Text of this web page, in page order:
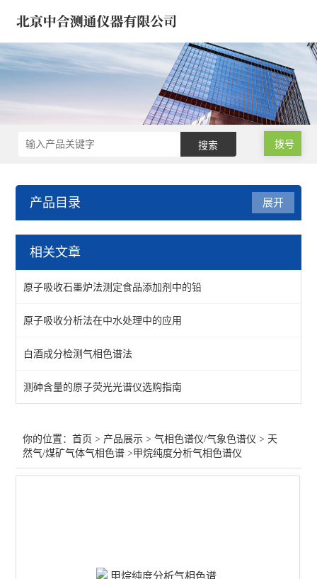
拨号
产品目录
气相色谱仪/气象色谱仪
白酒气相色谱仪
展开
相关文章
原子吸收石墨炉法测定食品添加剂中的铅
原子吸收分析法在中水处理中的应用
白酒成分检测气相色谱法
测砷含量的原子荧光光谱仪选购指南
你的位置：首页 > 产品展示 >气相色谱仪/气象色谱仪 > 天
然气/煤矿气体气相色谱 >甲烷纯度分析气相色谱仪